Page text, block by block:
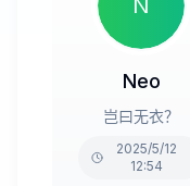
N
Neo
岂曰无衣？
2025/5/12
12:54